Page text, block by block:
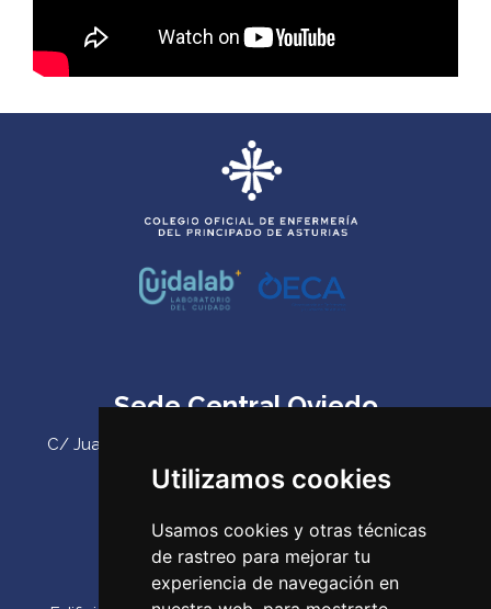
Utilizamos cookies
Usamos cookies y otras técnicas
de rastreo para mejorar tu
experiencia de navegación en
Sede Central Oviedo
C/ Juan Antonio Álvarez Rabanal 7, bajo. C.P. 33011
Email: codepa@codepa.es
Delegación Gijón